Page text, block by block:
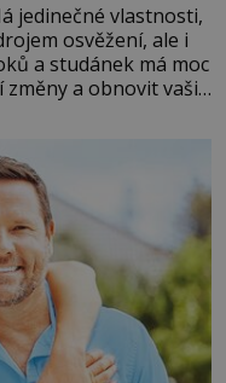
jedinečné vlastnosti,
osvěžení, ale i
a studánek má moc
a obnovit vaši
do svého života